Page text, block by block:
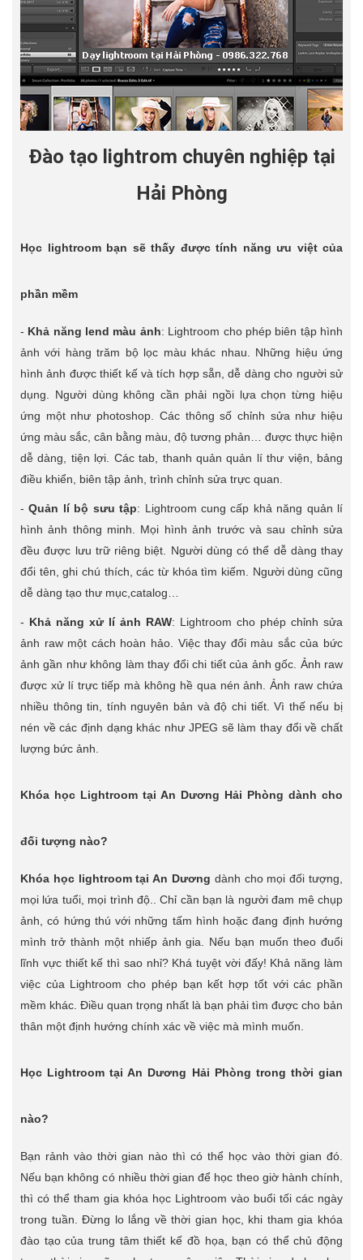
Đào tạo lightrom chuyên nghiệp tại
Hải Phòng
Học lightroom bạn sẽ thấy được tính năng ưu việt của
phần mềm
- Khả năng lend màu ảnh: Lightroom cho phép biên tập hình
ảnh với hàng trăm bộ lọc màu khác nhau. Những hiệu ứng
hình ảnh được thiết kế và tích hợp sẵn, dễ dàng cho người sử
dụng. Người dùng không cần phải ngồi lựa chọn từng hiệu
ứng một như photoshop. Các thông số chỉnh sửa như hiệu
ứng màu sắc, cân bằng màu, độ tương phản… được thực hiện
dễ dàng, tiện lợi. Các tab, thanh quản quản lí thư viện, bảng
điều khiển, biên tập ảnh, trình chỉnh sửa trực quan.
-Quản lí bộ sưu tập: Lightroom cung cấp khả năng quản lí
hình ảnh thông minh. Mọi hình ảnh trước và sau chỉnh sửa
đều được lưu trữ riêng biệt. Người dùng có thể dễ dàng thay
đổi tên, ghi chú thích, các từ khóa tìm kiếm. Người dùng cũng
dễ dàng tạo thư mục,catalog…
- Khả năng xử lí ảnh RAW: Lightroom cho phép chỉnh sửa
ảnh raw một cách hoàn hảo. Việc thay đổi màu sắc của bức
ảnh gần như không làm thay đổi chi tiết của ảnh gốc. Ảnh raw
được xử lí trực tiếp mà không hề qua nén ảnh. Ảnh raw chứa
nhiều thông tin, tính nguyên bản và độ chi tiết. Vì thế nếu bị
nén về các định dạng khác như JPEG sẽ làm thay đổi về chất
lượng bức ảnh.
Khóa học Lightroom tại An Dương Hải Phòng dành cho
đối tượng nào?
Khóa học lightroom tại An Dương dành cho mọi đối tượng,
mọi lứa tuổi, mọi trình độ.. Chỉ cần bạn là người đam mê chụp
ảnh, có hứng thú với những tấm hình hoặc đang định hướng
mình trở thành một nhiếp ảnh gia. Nếu bạn muốn theo đuổi
lĩnh vực thiết kế thì sao nhỉ? Khá tuyệt vời đấy! Khả năng làm
việc của Lightroom cho phép bạn kết hợp tốt với các phần
mềm khác. Điều quan trọng nhất là bạn phải tìm được cho bản
thân một định hướng chính xác về việc mà mình muốn.
Học Lightroom tại An Dương Hải Phòng trong thời gian
nào?
Bạn rảnh vào thời gian nào thì có thể học vào thời gian đó.
Nếu bạn không có nhiều thời gian để học theo giờ hành chính,
thì có thể tham gia khóa học Lightroom vào buổi tối các ngày
trong tuần. Đừng lo lắng về thời gian học, khi tham gia khóa
đào tạo của trung tâm thiết kế đồ họa, bạn có thể chủ động